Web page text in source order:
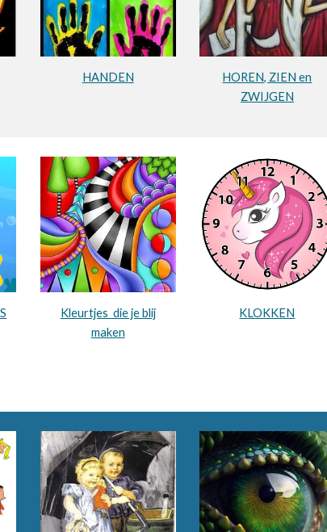
HANDEN
HOREN, ZIEN en
ZWIJGEN
Kleurtjes die je blij
maken
KLOKKEN